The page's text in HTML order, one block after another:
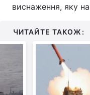
виснаження, яку
ЧИТАЙТЕ ТАКОЖ: